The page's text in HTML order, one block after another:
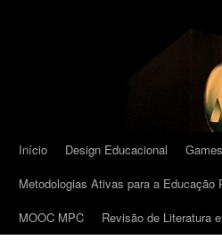
Início Design Educacional
Metodologias Ativas para a Educação
MOOC MPC
Revisão de Literatura